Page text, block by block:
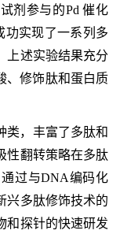
试剂参与的Pd 催化
功实现了一系列多
上述实验结果充分
、修饰肽和蛋白质
类，丰富了多肽和
性翻转策略在多肽
过与DNA编码化
兴多肽修饰技术的
和探针的快速研发